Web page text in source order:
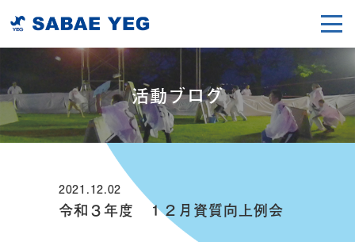
活動ブログ
2021.12.02
令和３年度 １２月資質向上例会